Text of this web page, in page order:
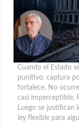
Cuando el Estado
punitivo, captura
fortalece. No
casi imperceptible.
Luego se justifican
ley flexible para